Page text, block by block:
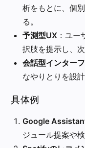
析をもとに、個
る。
予測型UX ：ユ
択肢を提示し、
会話型インター
なやりとりを設
具体例
Google
ジュール提案や